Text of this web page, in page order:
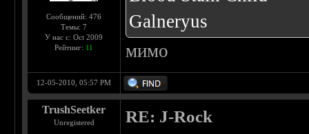
Сообщений: 476
Темы: 7
У нас с: Oct 2009
Рейтинг: 11
Galneryus
мимо
12-05-2010, 05:57 PM
TrushSeetker
Unregistered RE: J-Rock